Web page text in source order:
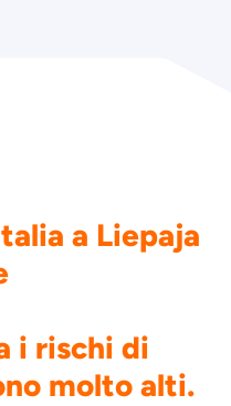
a Liepaja
i rischi di
molto alti.